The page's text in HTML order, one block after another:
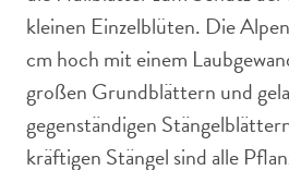
kleinen Einzelblüten. Die
cm hoch mit einem
großen Grundblättern und
gegenständigen
kräftigen Stängel sind alle